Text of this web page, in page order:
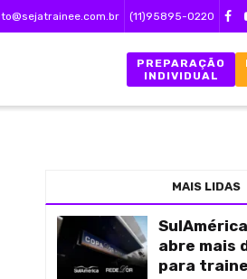
(11)95895-0220
PREPARAÇÃO
INDIVIDUAL
MAIS LIDAS
SulAmérica
abre mais
para